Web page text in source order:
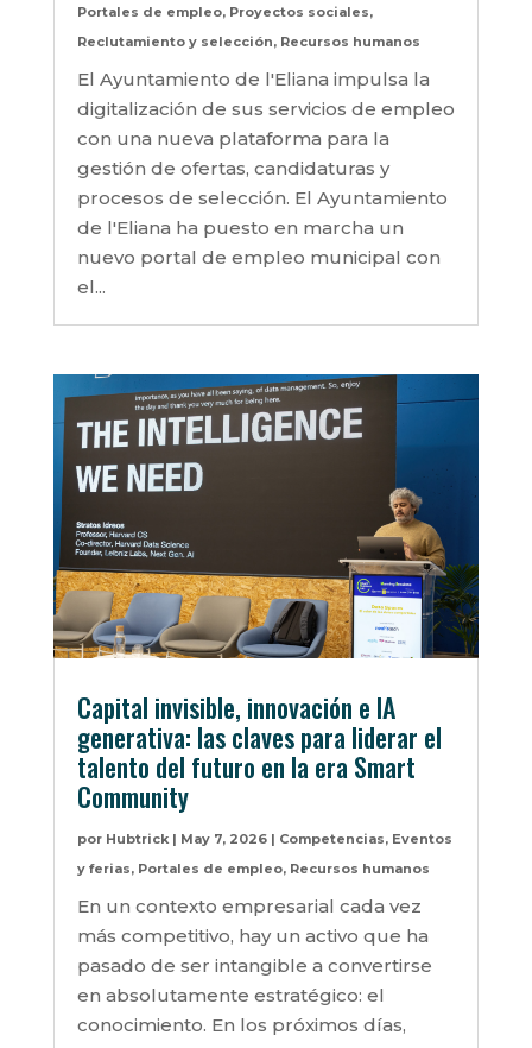
Portales de empleo, Proyectos sociales,
Reclutamiento y selección, Recursos humanos
El Ayuntamiento de l'Eliana impulsa la
digitalización de sus servicios de empleo
con una nueva plataforma para la
gestión de ofertas, candidaturas y
procesos de selección. El Ayuntamiento
de l'Eliana ha puesto en marcha un
nuevo portal de empleo municipal con
el...
Capital invisible, innovación e IA
generativa: las claves para liderar el
talento del futuro en la era Smart
Community
por Hubtrick| May 7, 2026| Competencias, Eventos
y ferias, Portales de empleo, Recursos humanos
En un contexto empresarial cada vez
más competitivo, hay un activo que ha
pasado de ser intangible a convertirse
en absolutamente estratégico: el
conocimiento. En los próximos días,